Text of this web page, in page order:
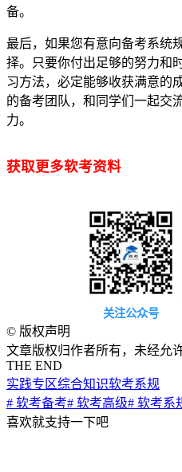
备。
最后，如果您有意向备考系统
择。只要你付出足够的努力和
习方法，必定能够收获满意的
的备考团队，和同学们一起交
力。
获取更多软考资料
关注公众号
© 版权声明
文章版权归作者所有，未经允
THE END
实践专区综合知识软考系规
# 软考备考# 软考高级# 软考系
喜欢就支持一下吧